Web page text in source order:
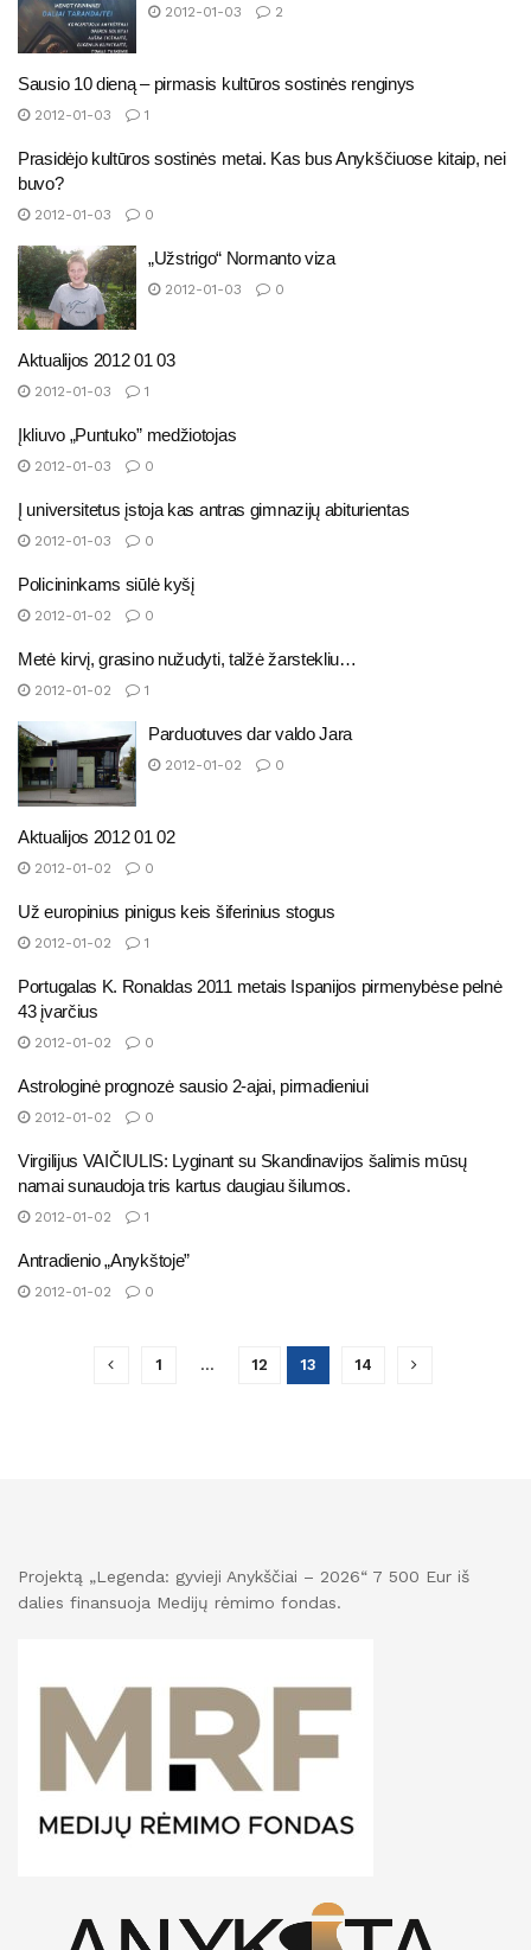
2012-01-03 2
Sausio 10 dieną – pirmasis kultūros sostinės renginys
2012-01-03 1
Prasidėjo kultūros sostinės metai. Kas bus Anykščiuose kitaip, nei
buvo?
2012-01-03 0
„Užstrigo“ Normanto viza
2012-01-03 0
Aktualijos 2012 01 03
2012-01-03 1
Įkliuvo „Puntuko” medžiotojas
2012-01-03 0
Į universitetus įstoja kas antras gimnazijų abiturientas
2012-01-03 0
Policininkams siūlė kyšį
2012-01-02 0
Metė kirvį, grasino nužudyti, talžė žarstekliu…
2012-01-02 1
Parduotuves dar valdo Jara
2012-01-02 0
Aktualijos 2012 01 02
2012-01-02 0
Už europinius pinigus keis šiferinius stogus
2012-01-02 1
Portugalas K. Ronaldas 2011 metais Ispanijos pirmenybėse pelnė
43 įvarčius
2012-01-02 0
Astrologinė prognozė sausio 2-ajai, pirmadieniui
2012-01-02 0
Virgilijus VAIČIULIS: Lyginant su Skandinavijos šalimis mūsų
namai sunaudoja tris kartus daugiau šilumos.
2012-01-02 1
Antradienio „Anykštoje”
2012-01-02 0
1 … 12 13 14
Projektą „Legenda: gyvieji Anykščiai – 2026“ 7 500 Eur iš
dalies finansuoja Medijų rėmimo fondas.